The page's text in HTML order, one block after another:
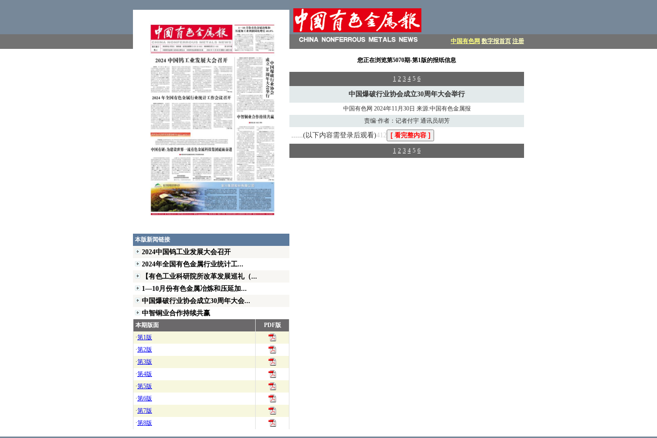
本版新闻链接
2024中国钨工业发展大会召开
2024年全国有色金属行业统计工...
【有色工业科研院所改革发展巡礼（...
1—10月份有色金属冶炼和压延加...
中国爆破行业协会成立30周年大会...
中智铜业合作持续共赢
本期版面
PDF版
·第1版
·第2版
·第3版
·第4版
·第5版
·第6版
·第7版
·第8版
中国有色网 数字报首页 注册
您正在浏览第5070期-第1版的报纸信息
1 2 3 4 5 6
中国爆破行业协会成立30周年大会举行
中国有色网 2024年11月30日 来源:中国有色金属报
责编·作者：记者付宇 通讯员胡芳
......(以下内容需登录后观看)412
1 2 3 4 5 6